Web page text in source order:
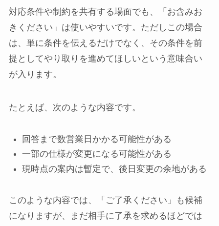
対応条件や制約を共有する場面でも、「お含みお
きください」は使いやすいです。ただしこの場合
は、単に条件を伝えるだけでなく、その条件を前
提としてやり取りを進めてほしいという意味合い
が入ります。
たとえば、次のような内容です。
回答まで数営業日かかる可能性がある
一部の仕様が変更になる可能性がある
現時点の案内は暫定で、後日変更の余地がある
このような内容では、「ご了承ください」も候補
になりますが、まだ相手に了承を求めるほどでは